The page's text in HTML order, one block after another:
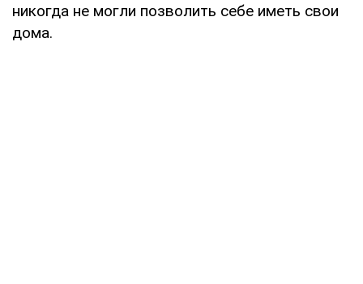
никогда не могли позволить себе иметь свои
дома.